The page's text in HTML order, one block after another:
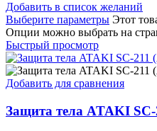
Добавить в список желаний
Выберите параметры Этот
Опции можно выбрать на
Быстрый просмотр
Добавить для сравнения
Защита тела ATAKI